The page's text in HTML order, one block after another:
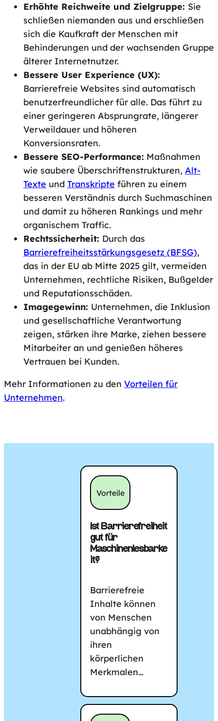
Erhöhte Reichweite und Zielgruppe: Sie
schließen niemanden aus und erschließen
sich die Kaufkraft der Menschen mit
Behinderungen und der wachsenden Gruppe
älterer Internetnutzer.
Bessere User Experience (UX):
Barrierefreie Websites sind automatisch
benutzerfreundlicher für alle. Das führt zu
einer geringeren Absprungrate, längerer
Verweildauer und höheren
Konversionsraten.
Bessere SEO-Performance: Maßnahmen
wie saubere Überschriftenstrukturen, Alt-
Texte und Transkripte führen zu einem
besseren Verständnis durch Suchmaschinen
und damit zu höheren Rankings und mehr
organischem Traffic.
Rechtssicherheit: Durch das
Barrierefreiheitsstärkungsgesetz (BFSG),
das in der EU ab Mitte 2025 gilt, vermeiden
Unternehmen, rechtliche Risiken, Bußgelder
und Reputationsschäden.
Imagegewinn: Unternehmen, die Inklusion
und gesellschaftliche Verantwortung
zeigen, stärken ihre Marke, ziehen bessere
Mitarbeiter an und genießen höheres
Vertrauen bei Kunden.
Mehr Informationen zu den Vorteilen für
Unternehmen.
Ist Barrierefreiheit
gut für
Maschinenlesbarke
it?
Kategorie:
Vorteile
Barrierefreie
Inhalte können
von Menschen
unabhängig von
ihren
körperlichen
Merkmalen…